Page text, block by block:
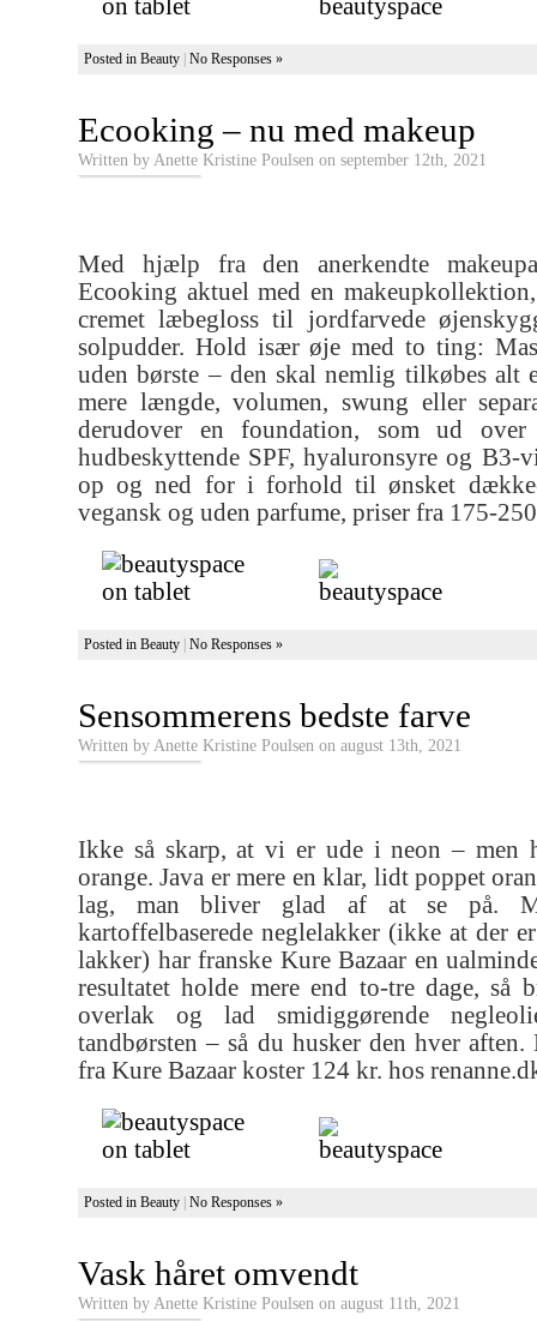
Posted in Beauty No Responses »
Ecooking – nu med makeup
Written by Anette Kristine Poulsen on september 12th, 2021
Med hjælp fra den anerkendte
Ecooking aktuel med en
cremet læbegloss til jordfarvede
solpudder. Hold især øje med to ting:
uden børste – den skal nemlig tilkøbes alt
mere længde, volumen, swung eller
derudover en foundation, som ud
hudbeskyttende SPF, hyaluronsyre og B3-
op og ned for i forhold til ønsket
vegansk og uden parfume, priser fra 175-
Posted in Beauty No Responses »
Sensommerens bedste farve
Written by Anette Kristine Poulsen on august 13th, 2021
Ikke så skarp, at vi er ude i neon – men
orange. Java er mere en klar, lidt poppet
lag, man bliver glad af at se på.
kartoffelbaserede neglelakker (ikke at der
lakker) har franske Kure Bazaar en
resultatet holde mere end to-tre dage, så
overlak og lad smidiggørende
tandbørsten – så du husker den hver
fra Kure Bazaar koster 124 kr. hos
Posted in Beauty No Responses »
Vask håret omvendt
Written by Anette Kristine Poulsen on august 11th, 2021